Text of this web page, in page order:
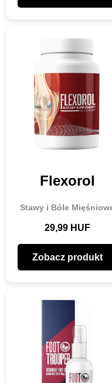
Flexorol
Stawy i Bóle
29,99 HUF
Zobacz produkt